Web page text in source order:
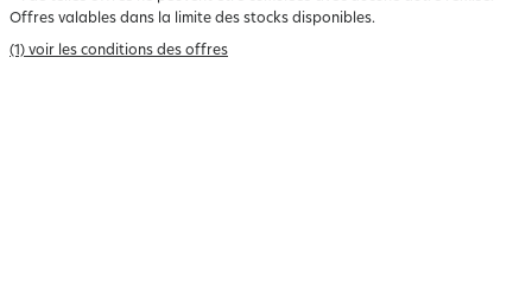
Offres valables dans la limite des stocks disponibles.
(1) voir les conditions des offres